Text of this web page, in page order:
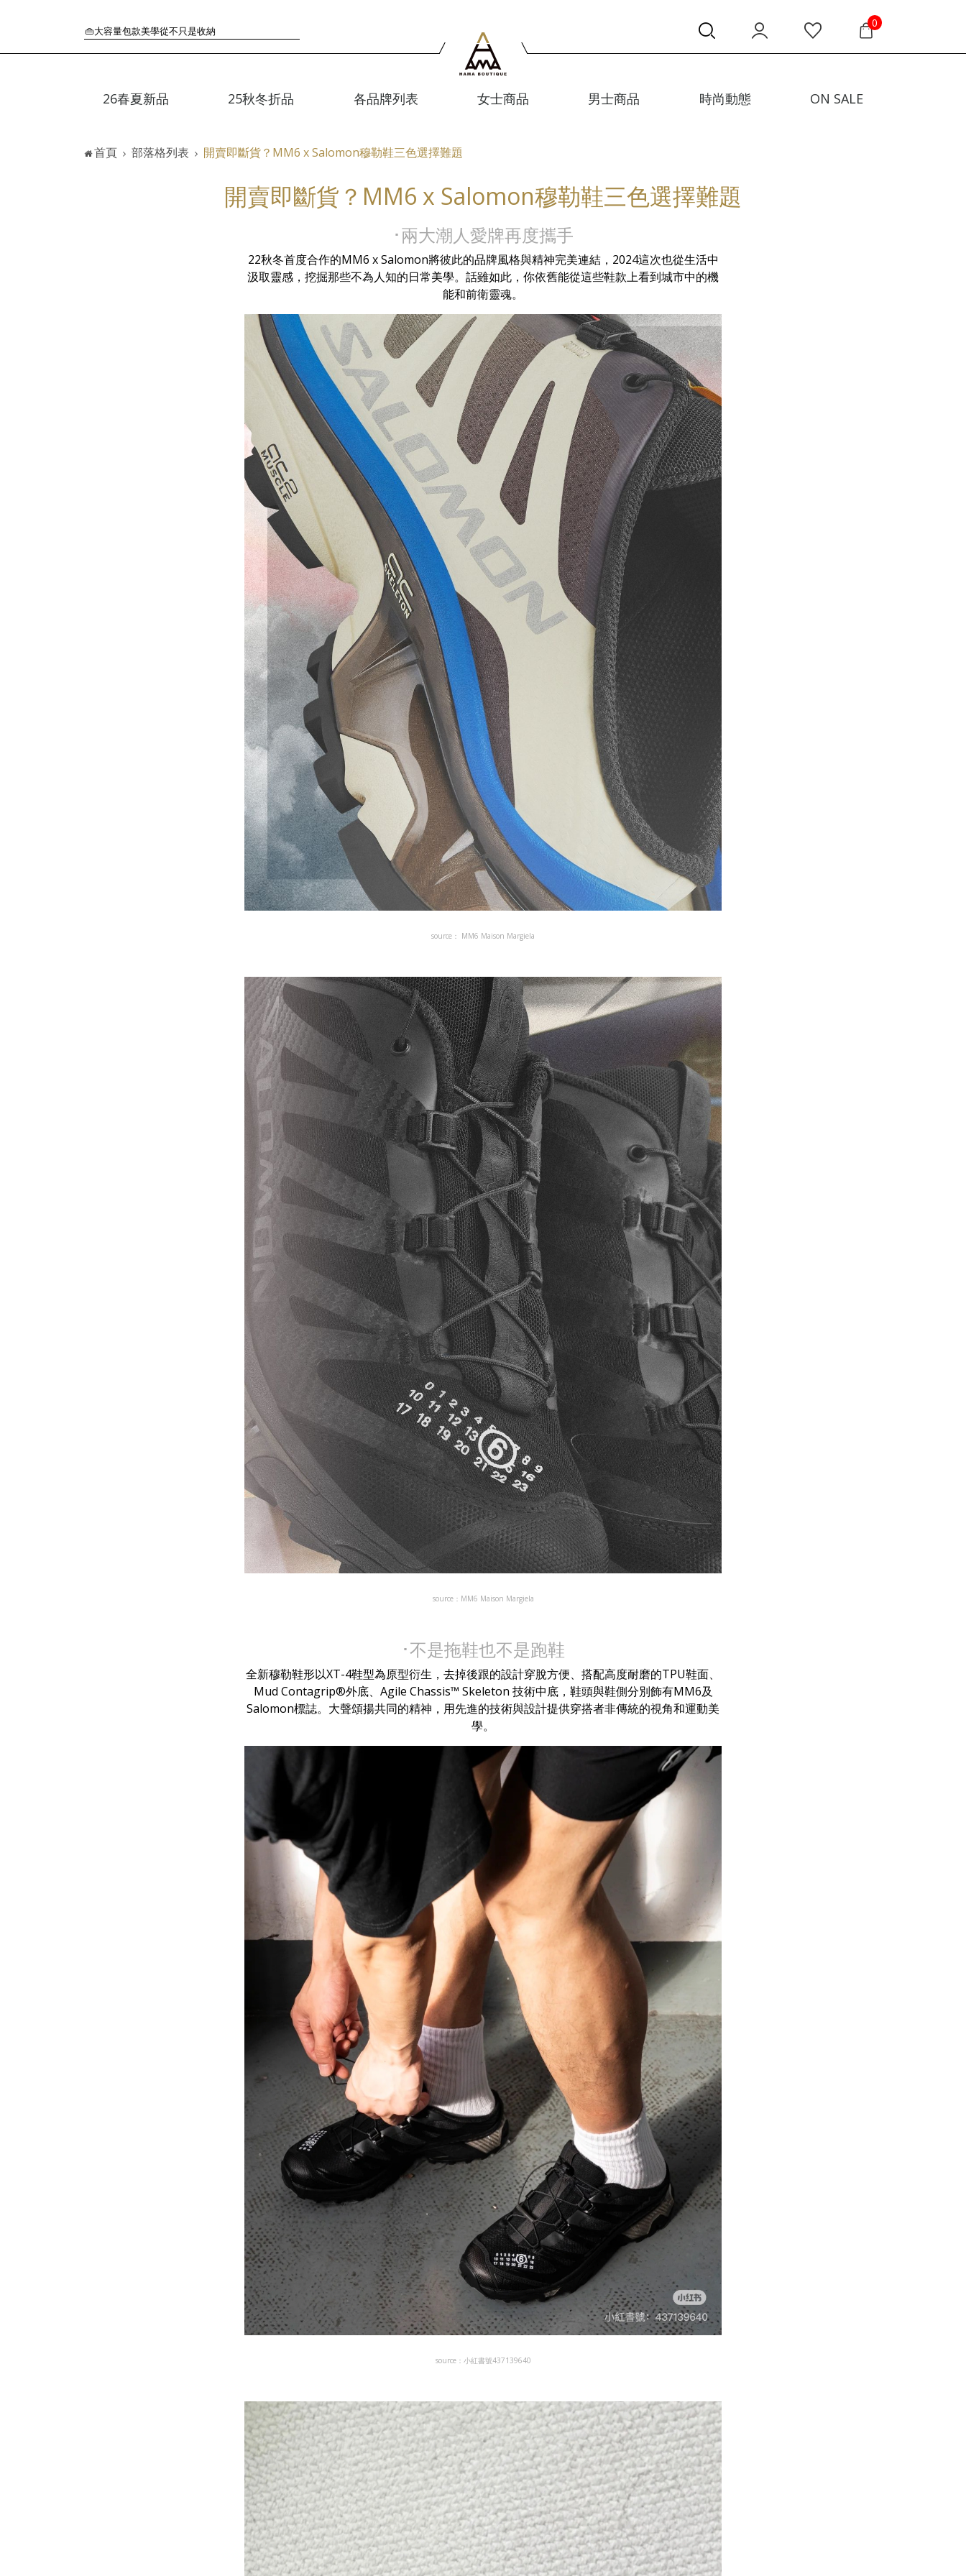
👜大容量包款美學從不只是收納
『折扣』降臨，將時髦夏季全部收藏
🛒過季典藏特惠·折上再折
『折扣』降臨，將時髦夏季全部收藏
0
26春夏新品 25秋冬折品 各品牌列表 女士商品 男士商品 時尚動態 ON SALE
首頁 部落格列表 開賣即斷貨？MM6 x Salomon穆勒鞋三色選擇難題
開賣即斷貨？MM6 x Salomon穆勒鞋三色選擇難題
･兩大潮人愛牌再度攜手
22秋冬首度合作的MM6 x Salomon將彼此的品牌風格與精神完美連結，2024這次也從生活中
汲取靈感，挖掘那些不為人知的日常美學。話雖如此，你依舊能從這些鞋款上看到城市中的機
能和前衛靈魂。
source： MM6 Maison Margiela
source：MM6 Maison Margiela
･不是拖鞋也不是跑鞋
全新穆勒鞋形以XT-4鞋型為原型衍生，去掉後跟的設計穿脫方便、搭配高度耐磨的TPU鞋面、
Mud Contagrip®外底、Agile Chassis™ Skeleton 技術中底，鞋頭與鞋側分別飾有MM6及
Salomon標誌。大聲頌揚共同的精神，用先進的技術與設計提供穿搭者非傳統的視角和運動美
學。
source：小紅書號437139640